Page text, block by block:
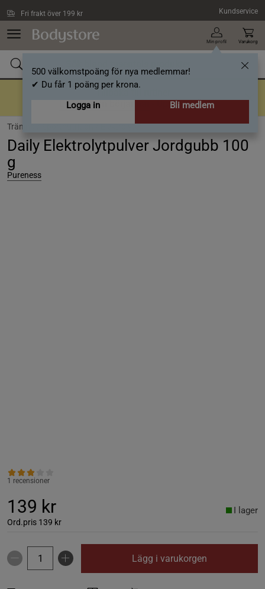
Fri frakt över 199 kr Kundservice
Min profil
500 välkomstpoäng för nya medlemmar!
✔ Du får 1 poäng per krona.
Logga in
Bli medlem
Varukorg
Tillbaka till rutiner
En bra rutin börjar här- Upp till 40%
Träning / Elektrolyter
Daily Elektrolytpulver Jordgubb 100
g
Pureness
1 recensioner
139 kr
Ord.pris 139 kr
I lager
Lägg i varukorgen